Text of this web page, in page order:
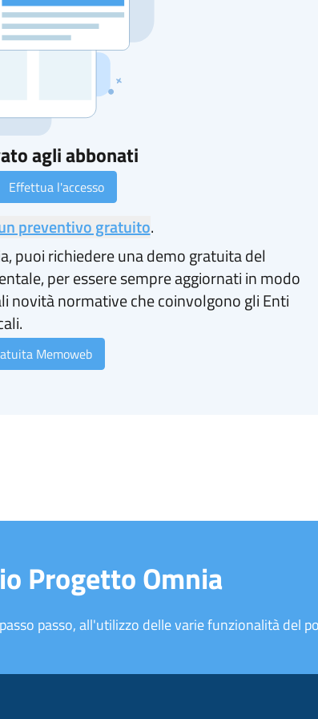
agli abbonati
Effettua l'accesso
preventivo gratuito.
puoi richiedere una demo gratuita del
per essere sempre aggiornati in modo
novità normative che coinvolgono gli Enti
Memoweb
Progetto Omnia
passo, all'utilizzo delle varie funzionalità del